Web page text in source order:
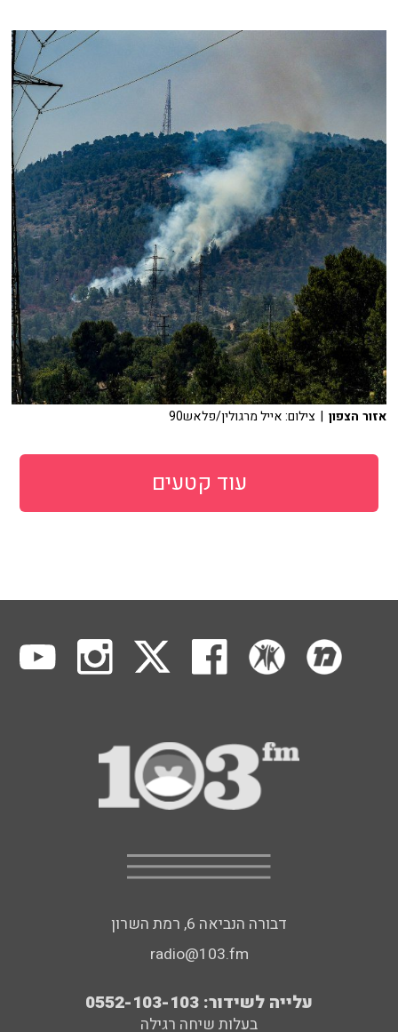
אזור הצפון | צילום: אייל מרגולין/פלאש90
עוד קטעים
דבורה הנביאה 6, רמת השרון
radio@103.fm
עלייה לשידור: 0552-103-103
בעלות שיחה רגילה